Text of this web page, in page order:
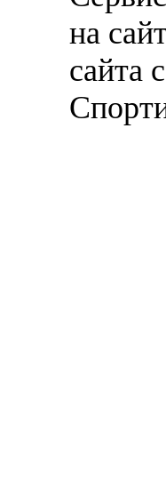
на
сайта